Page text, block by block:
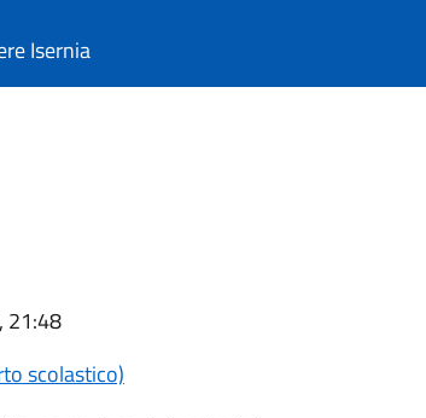
Isernia
21:48
scolastico)